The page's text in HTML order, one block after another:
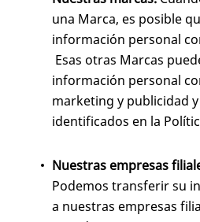
una Marca, es posible
información personal
Esas otras Marcas
información personal
marketing y publicidad
identificados en la
Nuestras empresas
Podemos transferir su
a nuestras empresas